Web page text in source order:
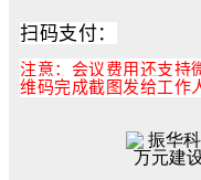
扫码支付：
注意：会议费用还支持
维码完成截图发给工作